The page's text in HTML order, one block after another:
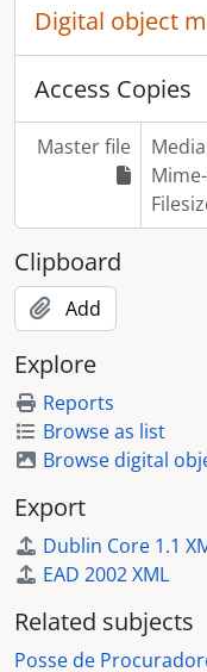
Digital object
Access Copies
Master file
Clipboard
Add
Explore
Reports
Browse as list
Browse digital
Export
Dublin Core 1.1
EAD 2002 XML
Related subjects
Posse de